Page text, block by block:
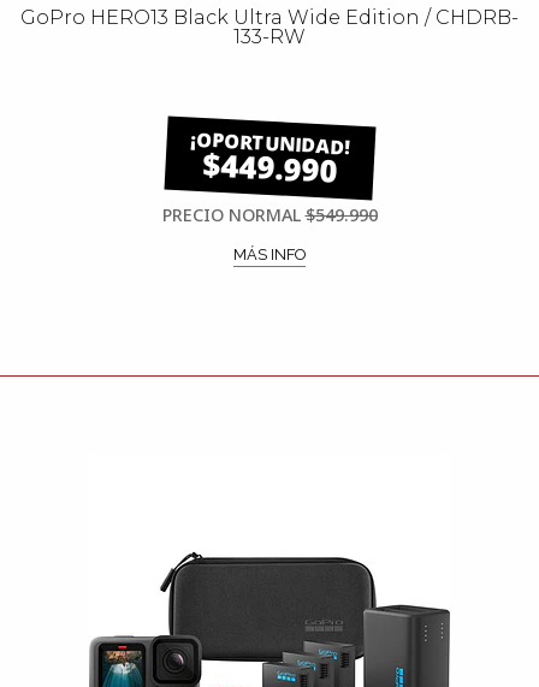
GoPro HERO13 Black Ultra Wide Edition / CHDRB-
133-RW
$449.990
PRECIO NORMAL$549.990
MÁS INFO